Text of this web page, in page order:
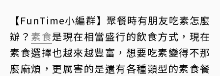
【FunTime小編群】聚餐時有朋友吃素怎麼
辦？ 素食是現在相當盛行的飲食方式，現在
素食選擇也越來越豐富，想要吃素變得不那
麼麻煩，更厲害的是還有各種類型的素食餐